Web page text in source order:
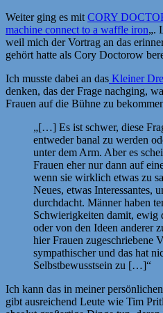
Weiter ging es mit CORY
machine connect to a waffle iron„.
weil mich der Vortrag an das
gehört hatte als Cory Doctorow
Ich musste dabei an das Kleiner
denken, das der Frage nachging,
Frauen auf die Bühne zu
„[…] Es ist schwer, diese
entweder banal zu werden
unter dem Arm. Aber es
Frauen eher nur dann auf
wenn sie wirklich etwas zu
Neues, etwas Interessantes,
durchdacht. Männer haben
Schwierigkeiten damit, ewig
oder von den Ideen anderer
hier Frauen zugeschriebene
sympathischer und das hat
Selbstbewusstsein zu […]“
Ich kann das in meiner
gibt ausreichend Leute wie Tim